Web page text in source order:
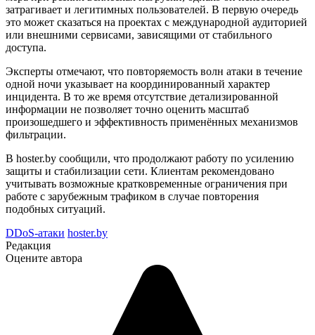
затрагивает и легитимных пользователей. В первую очередь
это может сказаться на проектах с международной аудиторией
или внешними сервисами, зависящими от стабильного
доступа.
Эксперты отмечают, что повторяемость волн атаки в течение
одной ночи указывает на координированный характер
инцидента. В то же время отсутствие детализированной
информации не позволяет точно оценить масштаб
произошедшего и эффективность применённых механизмов
фильтрации.
В hoster.by сообщили, что продолжают работу по усилению
защиты и стабилизации сети. Клиентам рекомендовано
учитывать возможные кратковременные ограничения при
работе с зарубежным трафиком в случае повторения
подобных ситуаций.
DDoS-атаки hoster.by
Редакция
Оцените автора